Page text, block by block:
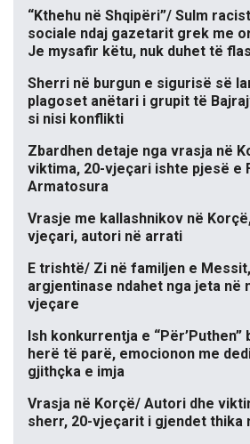
“Kthehu në Shqipëri”/ Sulm
sociale ndaj gazetarit grek me
Je mysafir këtu, nuk duhet të
Sherri në burgun e sigurisë së
plagoset anëtari i grupit të
si nisi konflikti
Zbardhen detaje nga vrasja në
viktima, 20-vjeçari ishte pjesë e
Armatosura
Vrasje me kallashnikov në
vjeçari, autori në arrati
E trishtë/ Zi në familjen e
argjentinase ndahet nga jeta në
vjeçare
Ish konkurrentja e “Për’Puthen”
herë të parë, emocionon me
gjithçka e imja
Vrasja në Korçë/ Autori dhe
sherr, 20-vjeçarit i gjendet thika